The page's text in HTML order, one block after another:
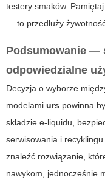
testery smaków.
— to przedłuży
Podsumowanie —
odpowiedzialne
Decyzja o wyborze
modelami urs powinna
składzie e-liquidu,
serwisowania i
znaleźć rozwiązanie,
nawykom, jednocześnie